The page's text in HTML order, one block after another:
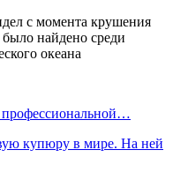
профессиональной…
купюру в мире. На ней